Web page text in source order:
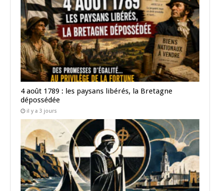
4 août 1789 : les paysans libérés, la Bretagne
dépossédée
il y a 3 jours